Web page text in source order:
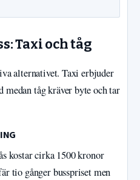
Taxi och tåg
alternativet. Taxi erbjuder
tåg kräver byte och tar
kostar cirka 1500 kronor
tio gånger busspriset men